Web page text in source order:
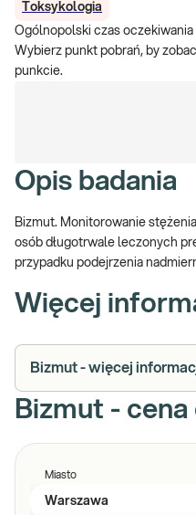
Toksykologia
Ogólnopolski czas oczekiwania
Wybierz punkt pobrań, by
punkcie.
Opis badania
Bizmut. Monitorowanie
osób długotrwale leczonych
przypadku podejrzenia
Więcej
Bizmut - więcej
Bizmut -
Miasto
Warszawa